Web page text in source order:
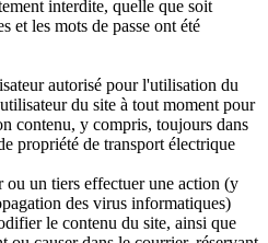
interdite, quelle que soit
et les mots de passe ont été
autorisé pour l'utilisation du
du site à tout moment pour
contenu, y compris, toujours dans
propriété de transport électrique
un tiers effectuer une action (y
des virus informatiques)
le contenu du site, ainsi que